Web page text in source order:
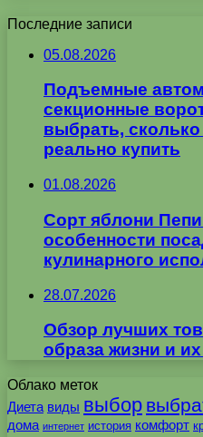
Последние записи
05.08.2026
Подъемные
секционные
выбрать,
реально купить
01.08.2026
Сорт яблони
особенности
кулинарного
28.07.2026
Обзор лучших
образа жизни и
Облако меток
Диета виды выбор
дома интернет история комфорт